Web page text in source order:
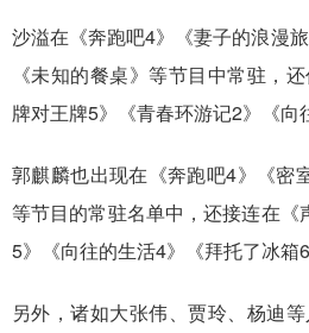
沙溢在《奔跑吧4》《妻子的浪漫
《未知的餐桌》等节目中常驻，
牌对王牌5》《青春环游记2》《向
郭麒麟也出现在《奔跑吧4》《密
等节目的常驻名单中，还接连在
5》《向往的生活4》《拜托了冰箱
另外，诸如大张伟、贾玲、杨迪